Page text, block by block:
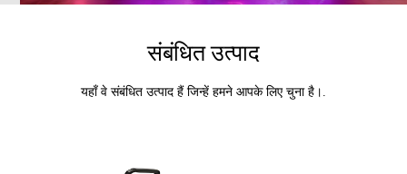
संबंधित उत्पाद
यहाँ वे संबंधित उत्पाद हैं जिन्हें हमने आपके लिए चुना है।.